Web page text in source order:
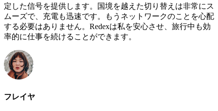
定した信号を提供します。国境を越えた切り替えは非常にス
ムーズで、充電も迅速です。もうネットワークのことを心配
する必要はありません。Redexは私を安心させ、旅行中も効
率的に仕事を続けることができます。
フレイヤ